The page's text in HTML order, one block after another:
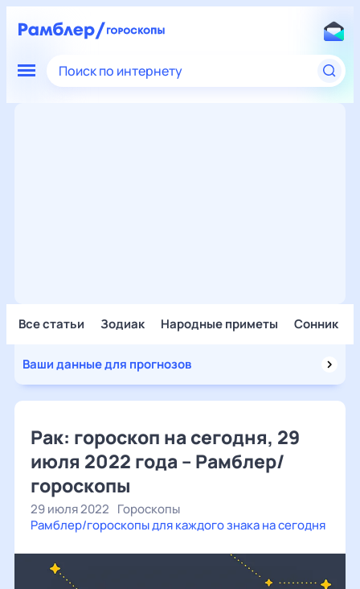
Поиск по интернету
Все статьи Зодиак Народные приметы Сонник
Ваши данные для прогнозов
Рак: гороскоп на сегодня, 29
июля 2022 года – Рамблер/
гороскопы
29 июля 2022 Гороскопы
Рамблер/гороскопы для каждого знака на сегодня